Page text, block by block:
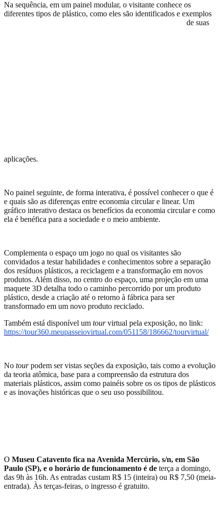
Na sequência, em um painel modular, o visitante conhece os
diferentes tipos de plástico, como eles são identificados e exemplos
de suas
aplicações.
No painel seguinte, de forma interativa, é possível conhecer o que é
e quais são as diferenças entre economia circular e linear. Um
gráfico interativo destaca os benefícios da economia circular e como
ela é benéfica para a sociedade e o meio ambiente.
Complementa o espaço um jogo no qual os visitantes são
convidados a testar habilidades e conhecimentos sobre a separação
dos resíduos plásticos, a reciclagem e a transformação em novos
produtos. Além disso, no centro do espaço, uma projeção em uma
maquete 3D detalha todo o caminho percorrido por um produto
plástico, desde a criação até o retorno à fábrica para ser
transformado em um novo produto reciclado.
Também está disponível um tourvirtual pela exposição, no link:
https://tour360.meupasseiovirtual.com/051158/186662/tourvirtual/
No tourpodem ser vistas seções da exposição, tais como a evolução
da teoria atômica, base para a compreensão da estrutura dos
materiais plásticos, assim como painéis sobre os os tipos de plásticos
e as inovações históricas que o seu uso possibilitou.
O Museu Catavento fica na Avenida Mercúrio, s/n, em São
Paulo (SP), e o horário de funcionamento é de terça a domingo,
das 9h às 16h. As entradas custam R$ 15 (inteira) ou R$ 7,50 (meia-
entrada). Às terças-feiras, o ingresso é gratuito.